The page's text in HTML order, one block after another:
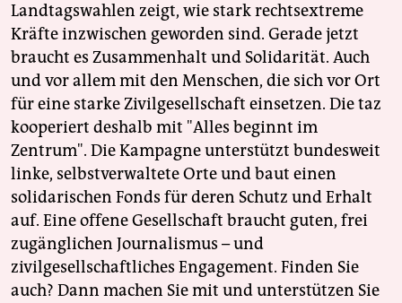
Landtagswahlen zeigt, wie stark rechtsextreme
Kräfte inzwischen geworden sind. Gerade jetzt
braucht es Zusammenhalt und Solidarität. Auch
und vor allem mit den Menschen, die sich vor Ort
für eine starke Zivilgesellschaft einsetzen. Die taz
kooperiert deshalb mit "Alles beginnt im
Zentrum". Die Kampagne unterstützt bundesweit
linke, selbstverwaltete Orte und baut einen
solidarischen Fonds für deren Schutz und Erhalt
auf. Eine offene Gesellschaft braucht guten, frei
zugänglichen Journalismus – und
zivilgesellschaftliches Engagement. Finden Sie
auch? Dann machen Sie mit und unterstützen Sie